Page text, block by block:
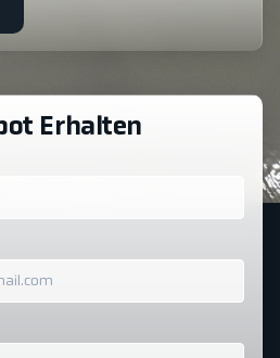
Erhalten